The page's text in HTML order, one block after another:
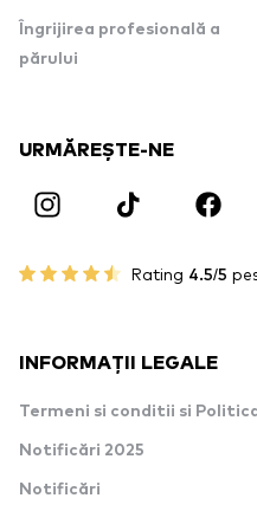
Îngrijirea profesională a
părului
URMĂREȘTE-NE
Rating 4.5/5
INFORMAȚII LEGALE
Termeni si conditii si
Notificări 2025
Notificări